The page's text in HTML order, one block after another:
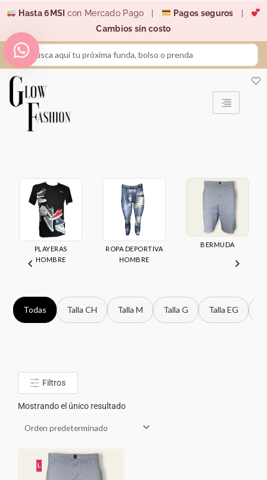
contenido
Hasta 6MSI con Mercado Pago | Pagos seguros
Cambios sin costo
Search
...
PLAYERAS
HOMBRE
ROPA DEPORTIVA
HOMBRE
BERMUDA
Todas Talla CH Talla M Talla G Talla EG
Filtros
Mostrando el único resultado
L